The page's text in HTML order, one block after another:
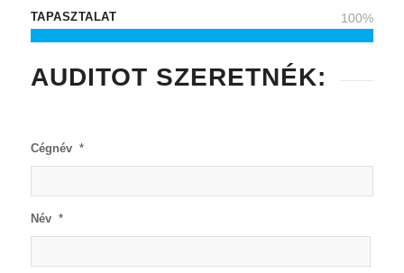
TAPASZTALAT 100%
AUDITOT SZERETNÉK:
Cégnév *
Név *